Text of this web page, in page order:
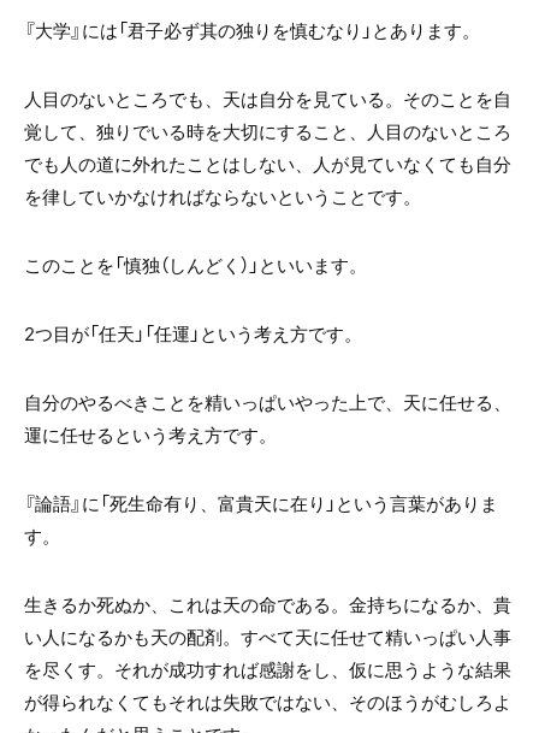
『大学』には「君子必ず其の独りを慎むなり」とあります。
人目のないところでも、天は自分を見ている。そのことを自
覚して、独りでいる時を大切にすること、人目のないところ
でも人の道に外れたことはしない、人が見ていなくても自分
を律していかなければならないということです。
このことを「慎独（しんどく）」といいます。
2つ目が「任天」「任運」という考え方です。
自分のやるべきことを精いっぱいやった上で、天に任せる、
運に任せるという考え方です。
『論語』に「死生命有り、富貴天に在り」という言葉がありま
す。
生きるか死ぬか、これは天の命である。金持ちになるか、貴
い人になるかも天の配剤。すべて天に任せて精いっぱい人事
を尽くす。それが成功すれば感謝をし、仮に思うような結果
が得られなくてもそれは失敗ではない、そのほうがむしろよ